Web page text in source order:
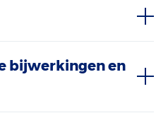
bijwerkingen en